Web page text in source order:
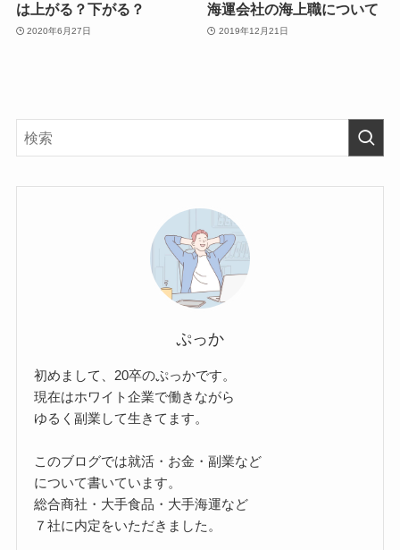
は上がる？下がる？
2020年6月27日
海運会社の海上職について
2019年12月21日
ぷっか
初めまして、20卒のぷっかです。
現在はホワイト企業で働きながら
ゆるく副業して生きてます。
このブログでは就活・お金・副業など
について書いています。
総合商社・大手食品・大手海運など
７社に内定をいただきました。